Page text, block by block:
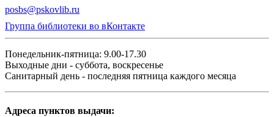
posbs@pskovlib.ru
Группа библиотеки во вКонтакте
Понедельник-пятница: 9.00-17.30
Выходные дни - суббота, воскресенье
Санитарный день - последняя пятница каждого месяца
Адреса пунктов выдачи: